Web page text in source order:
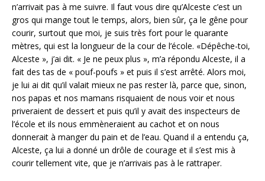
n’arrivait pas à me suivre. Il faut vous dire qu’Alceste c’est un
gros qui mange tout le temps, alors, bien sûr, ça le gêne pour
courir, surtout que moi, je suis très fort pour le quarante
mètres, qui est la longueur de la cour de l’école. «Dépêche-toi,
Alceste », j’ai dit. « Je ne peux plus », m’a répondu Alceste, il a
fait des tas de « pouf-poufs » et puis il s’est arrêté. Alors moi,
je lui ai dit qu’il valait mieux ne pas rester là, parce que, sinon,
nos papas et nos mamans risquaient de nous voir et nous
priveraient de dessert et puis qu’il y avait des inspecteurs de
l’école et ils nous emmèneraient au cachot et on nous
donnerait à manger du pain et de l’eau. Quand il a entendu ça,
Alceste, ça lui a donné un drôle de courage et il s’est mis à
courir tellement vite, que je n’arrivais pas à le rattraper.